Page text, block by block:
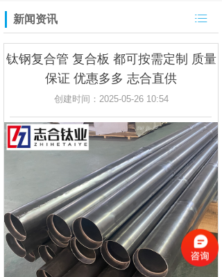
新闻资讯 ꂇ
钛钢复合管 复合板 都可按需定制 质量
保证 优惠多多 志合直供
创建时间： 2025-05-26 10:54